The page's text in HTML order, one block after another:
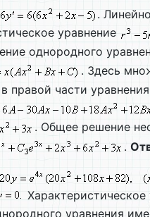
.
уравнение
однородного
. Здесь
правой части
. Общее решение
.
Характеристическое
уравнения